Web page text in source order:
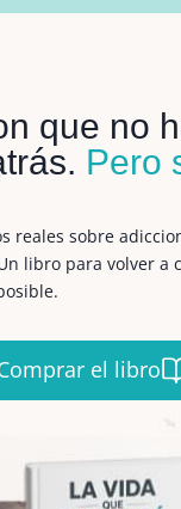
que no
Pero
reales sobre
libro para volver a
el libro